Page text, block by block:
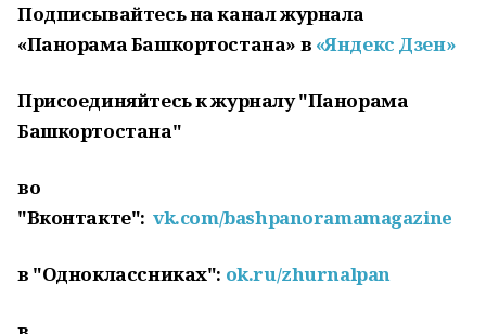
Подписывайтесь на канал журнала
«Панорама Башкортостана» в «Яндекс Дзен»
Присоединяйтесь к журналу "Панорама
Башкортостана"
во
"Вконтакте":vk.com/bashpanoramamagazine
в "Одноклассниках": ok.ru/zhurnalpan